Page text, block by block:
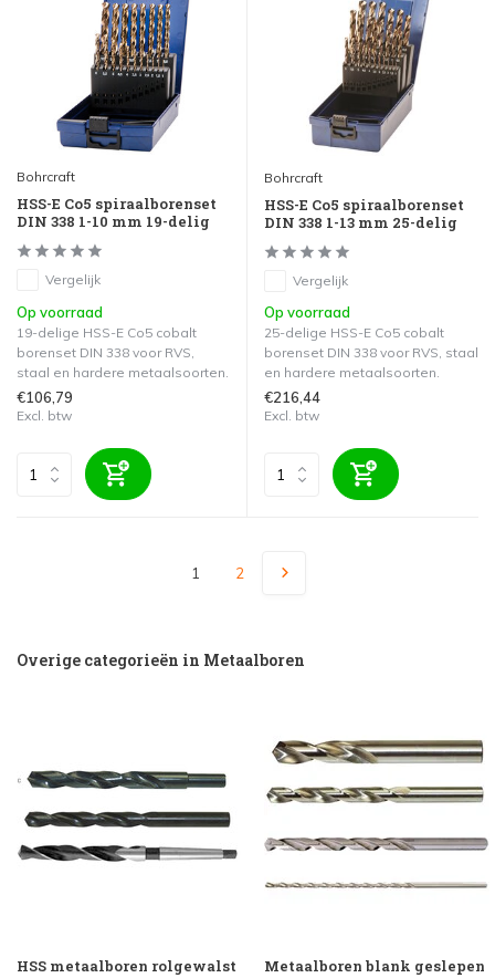
Bohrcraft
HSS-E Co5 spiraalborenset
DIN 338 1-10 mm 19-delig
Vergelijk
Op voorraad
19-delige HSS-E Co5 cobalt
borenset DIN 338 voor RVS,
staal en hardere metaalsoorten.
€106,79
Excl. btw
Bohrcraft
HSS-E Co5 spiraalborenset
DIN 338 1-13 mm 25-delig
Vergelijk
Op voorraad
25-delige HSS-E Co5 cobalt
borenset DIN 338 voor RVS, staal
en hardere metaalsoorten.
€216,44
Excl. btw
1 2
Overige categorieën in Metaalboren
HSS metaalboren rolgewalst Metaalboren blank geslepen